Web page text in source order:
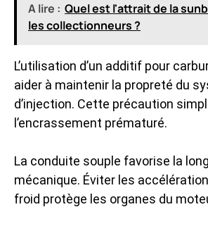
A lire : Quel est l'attrait de la
les collectionneurs ?
L’utilisation d’un additif pour
aider à maintenir la propreté du
d’injection. Cette précaution
l’encrassement prématuré.
La conduite souple favorise la
mécanique. Éviter les
froid protège les organes du